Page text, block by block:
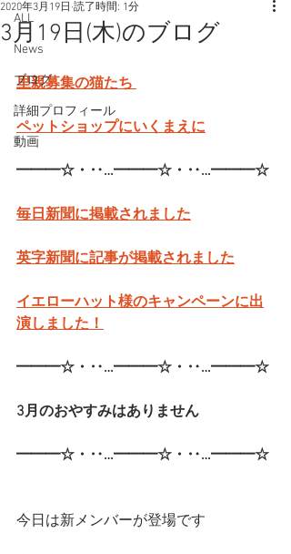
ALL
News
ブログ
詳細プロフィール
動画
3月19日(木)のブログ
2020年3月19日 読了時間: 1分
里親募集の猫たち
ペットショップにいくまえに
━━━☆・‥…━━━☆・‥…━━━☆
毎日新聞に掲載されました
英字新聞に記事が掲載されました
イエローハット様のキャンペーンに出
演しました！
━━━☆・‥…━━━☆・‥…━━━☆
3月のおやすみはありません
━━━☆・‥…━━━☆・‥…━━━☆
今日は新メンバーが登場です